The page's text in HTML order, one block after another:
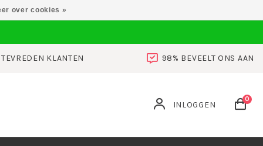
KLANTEN 98% BEVEELT ONS AAN
INLOGGEN
0
over cookies »